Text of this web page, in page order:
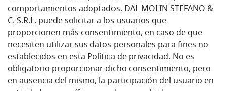
comportamientos adoptados. DAL MOLIN STEFANO &
C. S.R.L. puede solicitar a los usuarios que
proporcionen más consentimiento, en caso de que
necesiten utilizar sus datos personales para fines no
establecidos en esta Política de privacidad. No es
obligatorio proporcionar dicho consentimiento, pero
en ausencia del mismo, la participación del usuario en